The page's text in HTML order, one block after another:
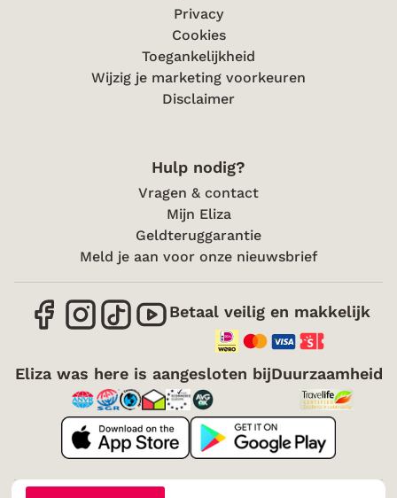
Privacy
Cookies
Toegankelijkheid
Wijzig je marketing voorkeuren
Disclaimer
Hulp nodig?
Vragen & contact
Mijn Eliza
Geldteruggarantie
Meld je aan voor onze nieuwsbrief
Betaal veilig en makkelijk
Eliza was here is aangesloten bijDuurzaamheid